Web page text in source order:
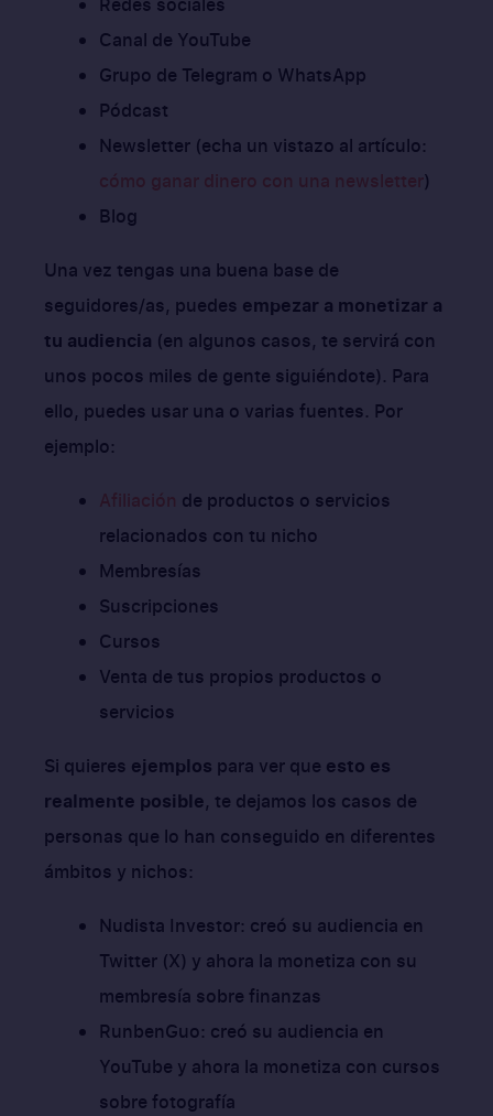
Canal de YouTube
Grupo de Telegram o WhatsApp
Pódcast
Newsletter (echa un vistazo al artículo:
cómo ganar dinero con una newsletter)
Blog
Una vez tengas una buena base de
seguidores/as, puedes empezar a monetizar a
tu audiencia (en algunos casos, te servirá con
unos pocos miles de gente siguiéndote). Para
ello, puedes usar una o varias fuentes. Por
ejemplo:
Afiliación de productos o servicios
relacionados con tu nicho
Membresías
Suscripciones
Cursos
Venta de tus propios productos o
servicios
Si quieres ejemplos para ver que esto es
realmente posible, te dejamos los casos de
personas que lo han conseguido en diferentes
ámbitos y nichos:
Nudista Investor: creó su audiencia en
Twitter (X) y ahora la monetiza con su
membresía sobre finanzas
RunbenGuo: creó su audiencia en
YouTube y ahora la monetiza con cursos
sobre fotografía